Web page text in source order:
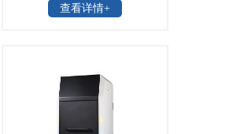
查看详情+